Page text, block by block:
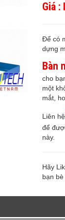
Giá :
Để có
dựng
Bàn
cho
một
mắt,
Liên hệ
để
này.
Hãy
bạn bè